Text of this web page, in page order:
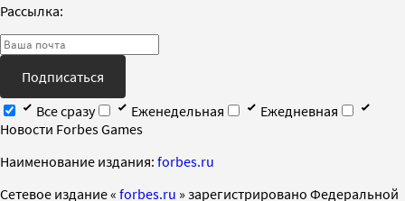
Рассылка:
Подписаться
Все сразу
Еженедельная
Ежедневная
Новости Forbes Games
Наименование издания: forbes.ru
Cетевое издание « forbes.ru » зарегистрировано Федеральной